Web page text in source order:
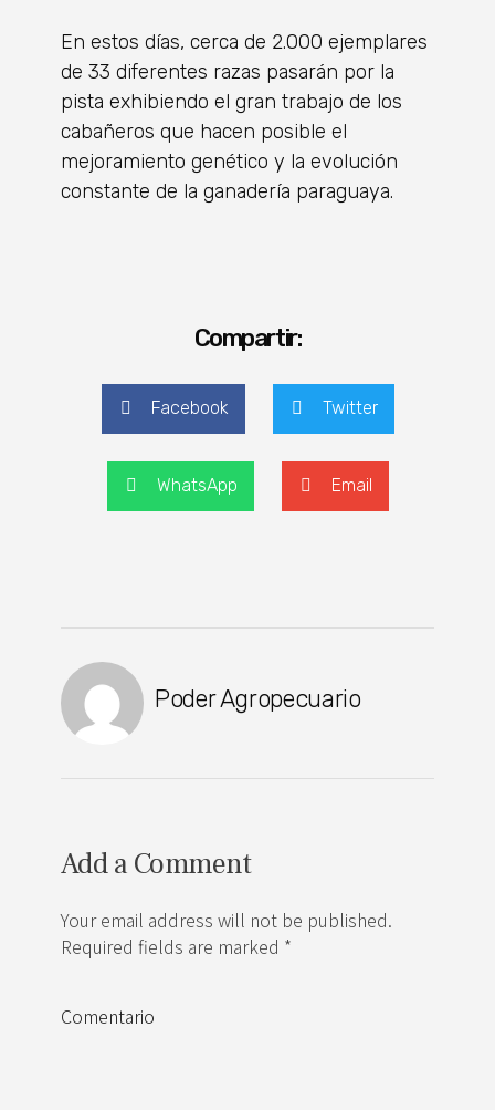
En estos días, cerca de 2.000 ejemplares
de 33 diferentes razas pasarán por la
pista exhibiendo el gran trabajo de los
cabañeros que hacen posible el
mejoramiento genético y la evolución
constante de la ganadería paraguaya.
Compartir:
Facebook Twitter
WhatsApp Email
Poder Agropecuario
Add a Comment
Your email address will not be published.
Required fields are marked *
Comentario